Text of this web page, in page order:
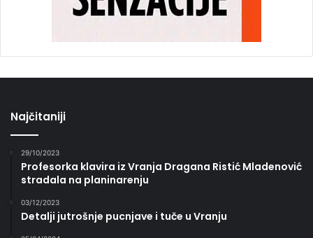
Najčitaniji
29/10/2023
Profesorka klavira iz Vranja Dragana Ristić Mladenović
stradala na planinarenju
03/12/2023
Detalji jutrošnje pucnjave i tuče u Vranju